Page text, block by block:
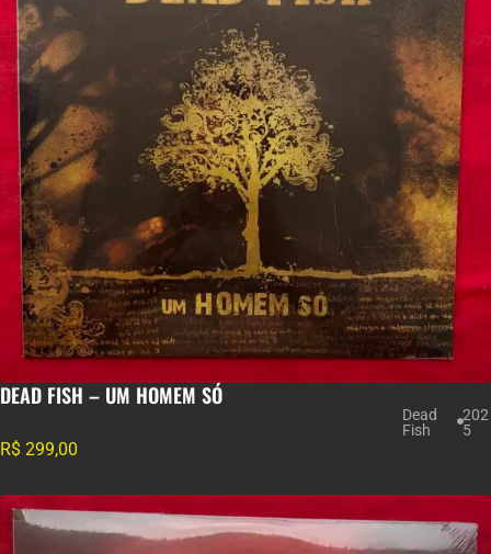
DEAD FISH – UM HOMEM SÓ
Dead
Fish
202
5
R$ 299,00